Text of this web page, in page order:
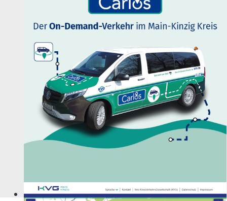
Kommt wie gerufen!